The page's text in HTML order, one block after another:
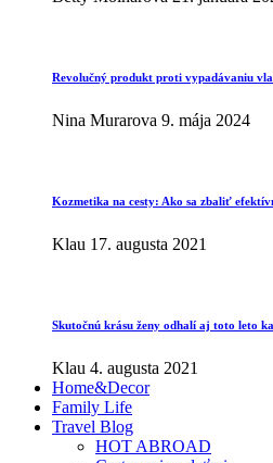
Revolučný produkt proti vypadávaniu
Nina Murarova 9. mája 2024
Kozmetika na cesty: Ako sa zbaliť
Klau 17. augusta 2021
Skutočnú krásu ženy odhalí aj toto leto
Klau 4. augusta 2021
Home&Decor
Family Life
Travel Blog
HOT ABROAD